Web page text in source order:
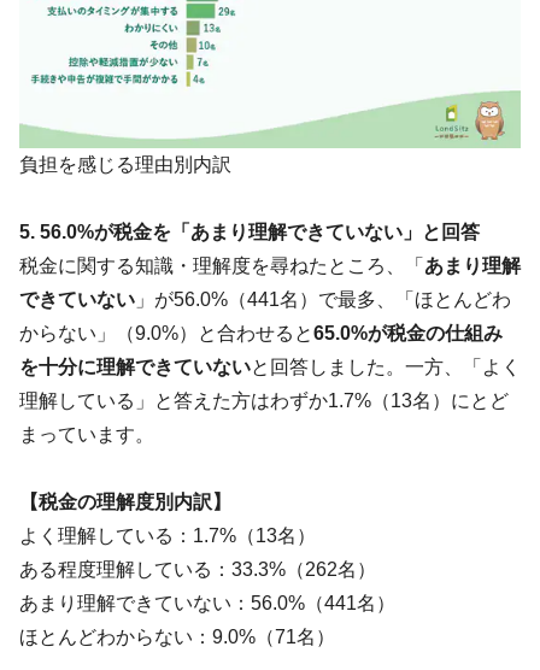
負担を感じる理由別内訳
5. 56.0%が税金を「あまり理解できていない」と回答
税金に関する知識・理解度を尋ねたところ、「 あまり理解
できていない 」が56.0%（441名）で最多、「ほとんどわ
からない」（9.0%）と合わせると65.0%が税金の仕組み
を十分に理解できていないと回答しました。一方、「よく
理解している」と答えた方はわずか1.7%（13名）にとど
まっています。
【税金の理解度別内訳】
よく理解している：1.7%（13名）
ある程度理解している：33.3%（262名）
あまり理解できていない：56.0%（441名）
ほとんどわからない：9.0%（71名）